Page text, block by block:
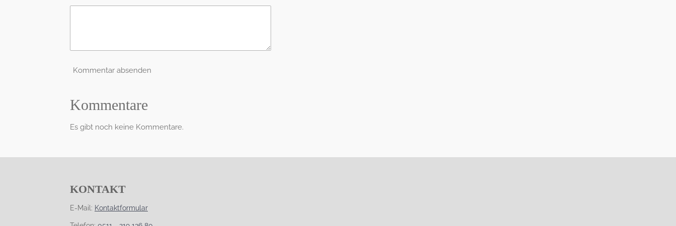
Kommentar absenden
Kommentare
Es gibt noch keine Kommentare.
KONTAKT
E-Mail: Kontaktformular